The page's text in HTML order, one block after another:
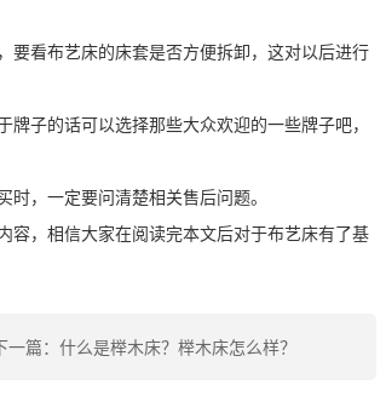
要看布艺床的床套是否方便拆卸，这对以后进行
子的话可以选择那些大众欢迎的一些牌子吧，
，一定要问清楚相关售后问题。
容，相信大家在阅读完本文后对于布艺床有了基
一篇：什么是榉木床？榉木床怎么样？